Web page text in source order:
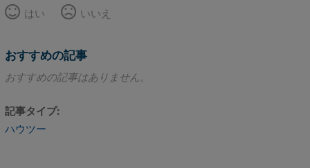
はい
いいえ
おすすめの記事
おすすめの記事はありません。
記事タイプ
ハウツー